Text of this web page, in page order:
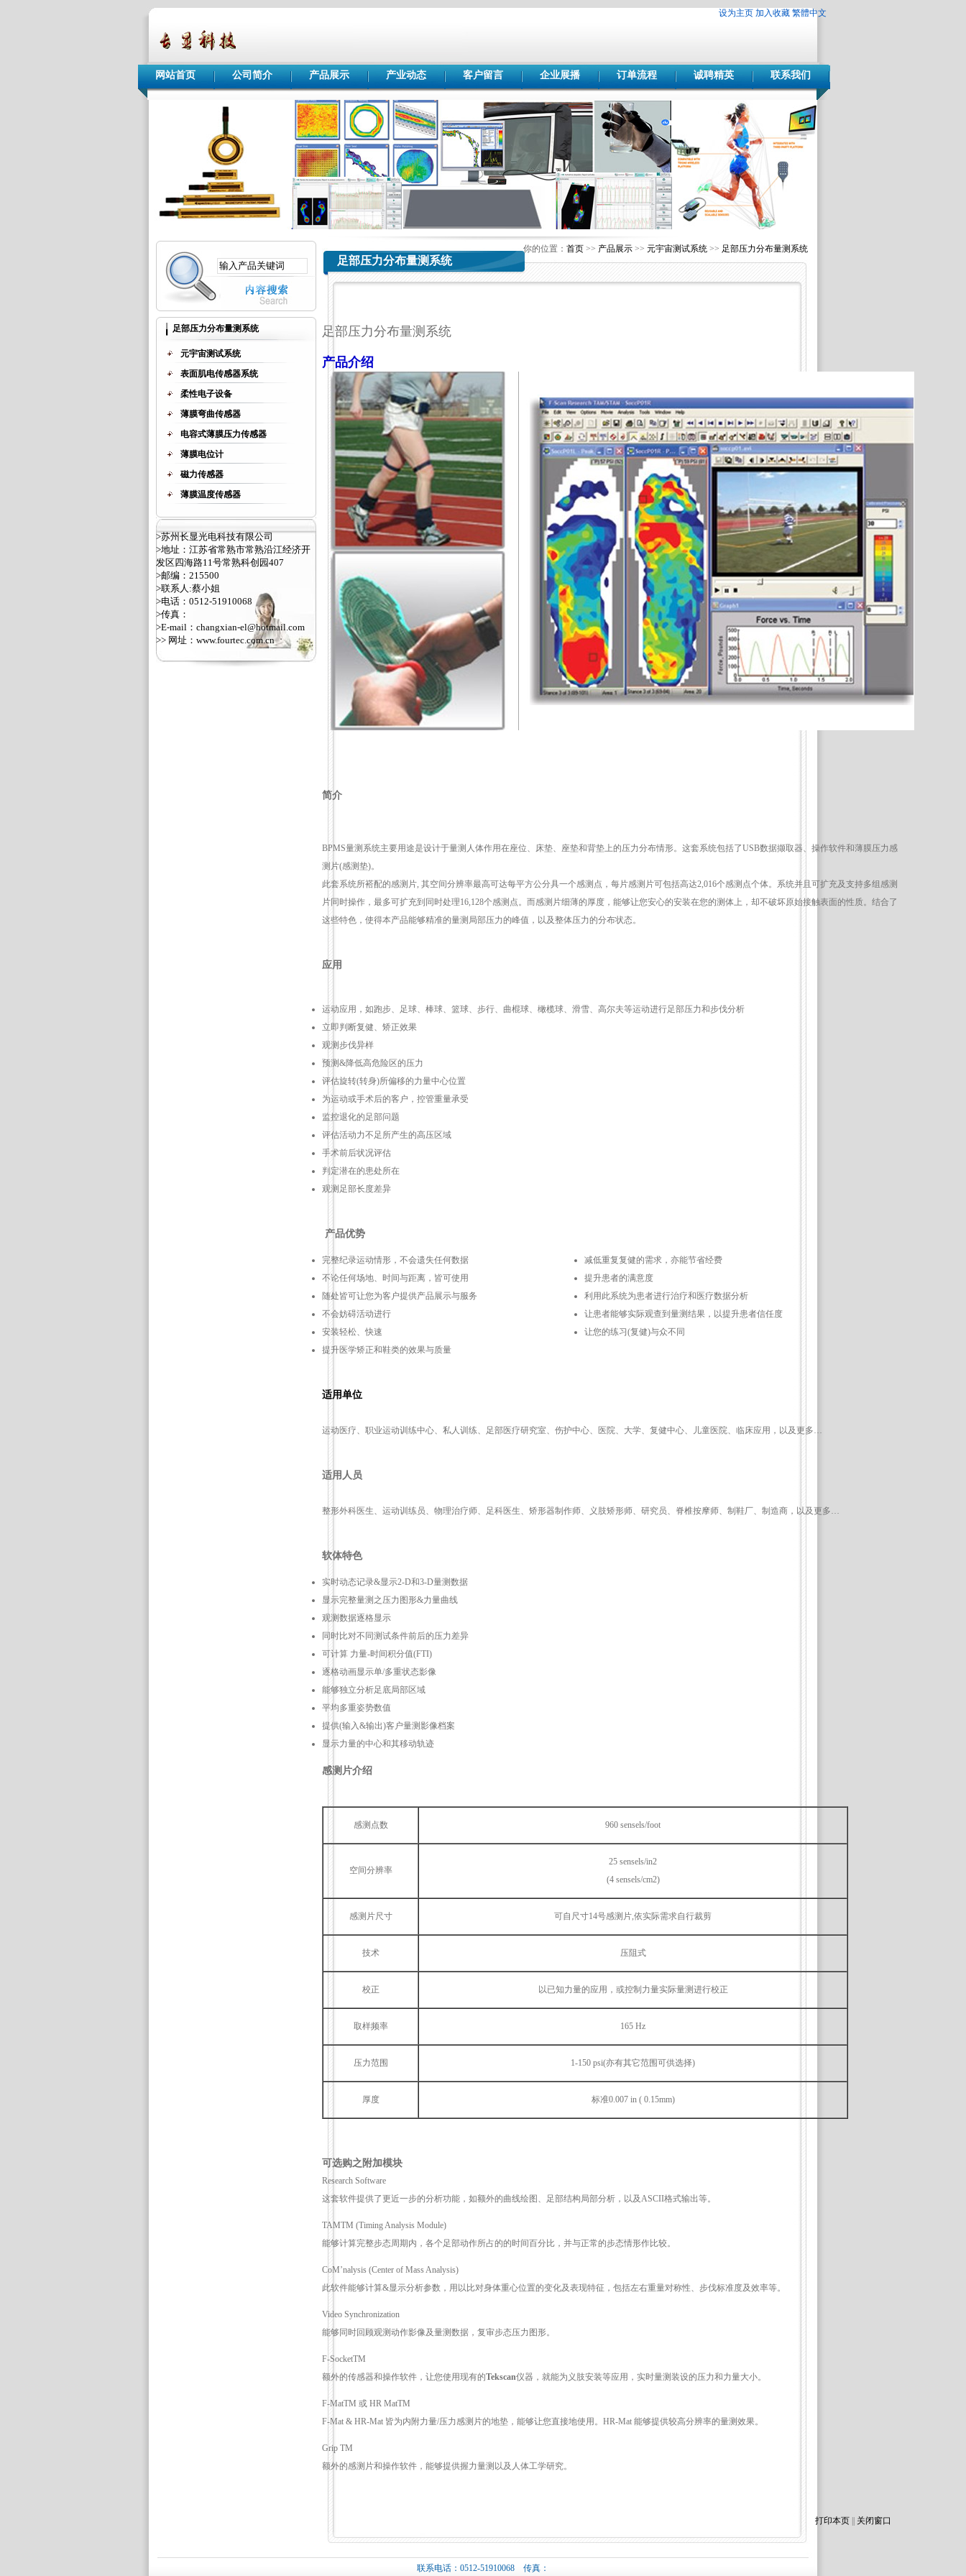
设为主页 加入收藏 繁體中文
网站首页 公司简介 产品展示 产业动态 客户留言 企业展播 订单流程 诚聘精英 联系我们
足部压力分布量测系统
元宇宙测试系统
表面肌电传感器系统
柔性电子设备
薄膜弯曲传感器
电容式薄膜压力传感器
薄膜电位计
磁力传感器
薄膜温度传感器
>苏州长显光电科技有限公司
>地址：江苏省常熟市常熟沿江经济开
发区四海路11号常熟科创园407
>邮编：215500
>联系人:蔡小姐
>电话：0512-51910068
>传真：
>E-mail：changxian-el@hotmail.com
>> 网址： www.fourtec.com.cn
你的位置： 首页 >> 产品展示 >> 元宇宙测试系统 >> 足部压力分布量测系统
足部压力分布量测系统
足部压力分布量测系统
产品介绍
简介
BPMS量测系统主要用途是设计于量测人体作用在座位、床垫、座垫和背垫上的压力分布情形。这套系统包括了USB数据撷取器、操作软件和薄膜压力感
测片(感测垫)。
此套系统所褡配的感测片, 其空间分辨率最高可达每平方公分具一个感测点，每片感测片可包括高达2,016个感测点个体。系统并且可扩充及支持多组感测
片同时操作，最多可扩充到同时处理16,128个感测点。而感测片细薄的厚度，能够让您安心的安装在您的测体上，却不破坏原始接触表面的性质。结合了
这些特色，使得本产品能够精准的量测局部压力的峰值，以及整体压力的分布状态。
应用
运动应用，如跑步、足球、棒球、篮球、步行、曲棍球、橄榄球、滑雪、高尔夫等运动进行足部压力和步伐分析
立即判断复健、矫正效果
观测步伐异样
预测&降低高危险区的压力
评估旋转(转身)所偏移的力量中心位置
为运动或手术后的客户，控管重量承受
监控退化的足部问题
评估活动力不足所产生的高压区域
手术前后状况评估
判定潜在的患处所在
观测足部长度差异
产品优势
完整纪录运动情形，不会遗失任何数据
不论任何场地、时间与距离，皆可使用
随处皆可让您为客户提供产品展示与服务
不会妨碍活动进行
安装轻松、快速
提升医学矫正和鞋类的效果与质量
减低重复复健的需求，亦能节省经费
提升患者的满意度
利用此系统为患者进行治疗和医疗数据分析
让患者能够实际观查到量测结果，以提升患者信任度
让您的练习(复健)与众不同
适用单位
运动医疗、职业运动训练中心、私人训练、足部医疗研究室、伤护中心、医院、大学、复健中心、儿童医院、临床应用，以及更多…
适用人员
整形外科医生、运动训练员、物理治疗师、足科医生、矫形器制作师、义肢矫形师、研究员、脊椎按摩师、制鞋厂、制造商，以及更多…
软体特色
实时动态记录&显示2-D和3-D量测数据
显示完整量测之压力图形&力量曲线
观测数据逐格显示
同时比对不同测试条件前后的压力差异
可计算 力量-时间积分值(FTI)
逐格动画显示单/多重状态影像
能够独立分析足底局部区域
平均多重姿势数值
提供(输入&输出)客户量测影像档案
显示力量的中心和其移动轨迹
感测片介绍
感测点数 960 sensels/foot
空间分辨率
25 sensels/in2
(4 sensels/cm2)
感测片尺寸 可自尺寸14号感测片,依实际需求自行裁剪
技术 压阻式
校正 以已知力量的应用，或控制力量实际量测进行校正
取样频率 165 Hz
压力范围 1-150 psi(亦有其它范围可供选择)
厚度 标准0.007 in ( 0.15mm)
可选购之附加模块
Research Software
这套软件提供了更近一步的分析功能，如额外的曲线绘图、足部结构局部分析，以及ASCII格式输出等。
TAMTM (Timing Analysis Module)
能够计算完整步态周期内，各个足部动作所占的的时间百分比，并与正常的步态情形作比较。
CoM’nalysis (Center of Mass Analysis)
此软件能够计算&显示分析参数，用以比对身体重心位置的变化及表现特征，包括左右重量对称性、步伐标准度及效率等。
Video Synchronization
能够同时回顾观测动作影像及量测数据，复审步态压力图形。
F-SocketTM
额外的传感器和操作软件，让您使用现有的Tekscan仪器，就能为义肢安装等应用，实时量测装设的压力和力量大小。
F-MatTM 或 HR MatTM
F-Mat & HR-Mat 皆为内附力量/压力感测片的地垫，能够让您直接地使用。HR-Mat 能够提供较高分辨率的量测效果。
Grip TM
额外的感测片和操作软件，能够提供握力量测以及人体工学研究。
打印本页|| 关闭窗口
联系电话：0512-51910068 传真：